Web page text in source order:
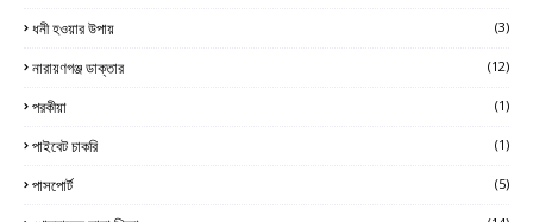
ধনী হওয়ার উপায় (3)
নারায়ণগঞ্জ ডাক্তার (12)
পরকীয়া (1)
পাইবেট চাকরি (1)
পাসপোর্ট (5)